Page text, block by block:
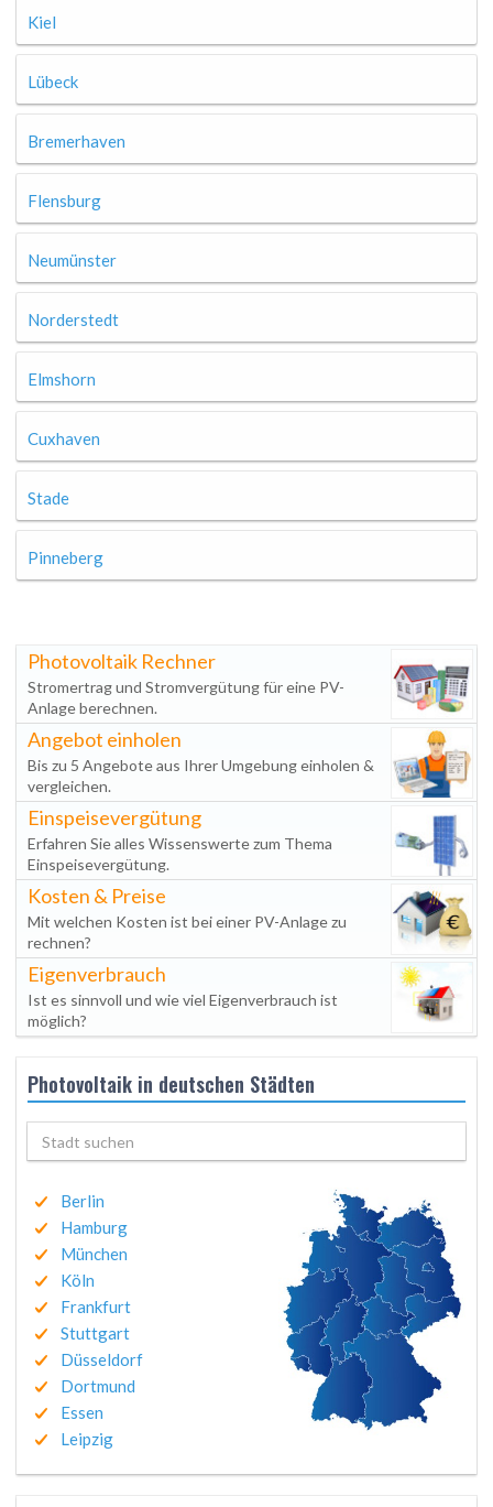
Kiel
Lübeck
Bremerhaven
Flensburg
Neumünster
Norderstedt
Elmshorn
Cuxhaven
Stade
Pinneberg
Photovoltaik Rechner
Stromertrag und Stromvergütung für eine PV-
Anlage berechnen.
Angebot einholen
Bis zu 5 Angebote aus Ihrer Umgebung einholen &
vergleichen.
Einspeisevergütung
Erfahren Sie alles Wissenswerte zum Thema
Einspeisevergütung.
Kosten & Preise
Mit welchen Kosten ist bei einer PV-Anlage zu
rechnen?
Eigenverbrauch
Ist es sinnvoll und wie viel Eigenverbrauch ist
möglich?
Photovoltaik in deutschen Städten
Berlin
Hamburg
München
Köln
Frankfurt
Stuttgart
Düsseldorf
Dortmund
Essen
Leipzig